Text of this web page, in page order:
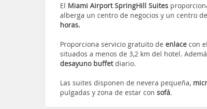
El Miami Airport SpringHill Suites
alberga un centro de negocios y un centro
horas.
Proporciona servicio gratuito deenlacecon
situados a menos de 3,2 km del hotel.
desayuno buffetdiario.
Las suites disponen de nevera pequeña,
pulgadas y zona de estar consofá.